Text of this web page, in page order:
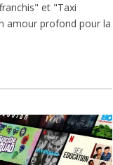
et "Taxi
amour profond pour la